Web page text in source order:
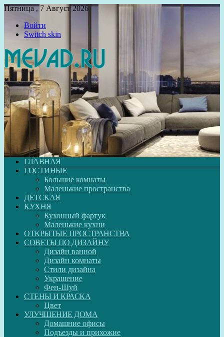
Пятница , 7 Август 2026
Войти
Switch skin
ГЛАВНАЯ
ГОСТИНЫЕ
Большие комнаты
Маленькие пространства
ДЕТСКАЯ
КУХНЯ
Кухонный фартук
Маленькие кухни
ОТКРЫТЫЕ ПРОСТРАНСТВА
СОВЕТЫ ПО ДИЗАЙНУ
Дизайн ванной
Дизайн комнаты
Стили дизайна
Украшение
Фен-Шуй
СТЕНЫ И КРАСКА
Цвет
УЛУЧШЕНИЕ ДОМА
Домашние офисы
Подъезды и прихожие